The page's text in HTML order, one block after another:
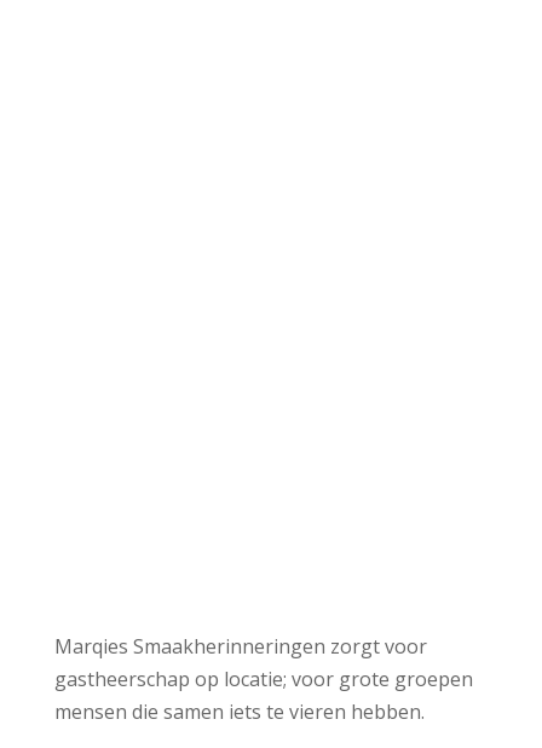
Marqies Smaakherinneringen zorgt voor
gastheerschap op locatie; voor grote groepen
mensen die samen iets te vieren hebben.